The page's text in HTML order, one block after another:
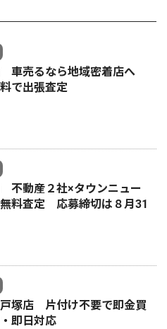
車売るなら地域密着店へ
で出張査定
不動産２社×タウンニュー
料査定 応募締切は８月31
塚店 片付け不要で即金買
即日対応